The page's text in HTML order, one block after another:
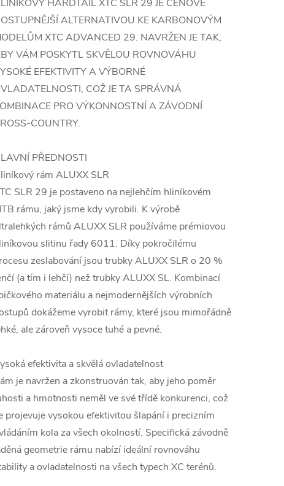
HARDTAIL XTC SLR 29 JE CENOVĚ
ALTERNATIVOU KE KARBONOVÝM
XTC ADVANCED 29. NAVRŽEN JE TAK,
VÁM POSKYTL SKVĚLOU ROVNOVÁHU
EFEKTIVITY A VÝBORNÉ
COŽ JE TA SPRÁVNÁ
PRO VÝKONNOSTNÍ A ZÁVODNÍ
COUNTRY.
PŘEDNOSTI
rám ALUXX SLR
SLR 29 je postaveno na nejlehčím hliníkovém
rámu, jaký jsme kdy vyrobili. K výrobě
rámů ALUXX SLR používáme prémiovou
slitinu řady 6011. Díky pokročilému
zeslabování jsou trubky ALUXX SLR o 20 %
(a tím i lehčí) než trubky ALUXX SL. Kombinací
materiálu a nejmodernějších výrobních
dokážeme vyrobit rámy, které jsou mimořádně
ale zároveň vysoce tuhé a pevné.
efektivita a skvělá ovladatelnost
je navržen a zkonstruován tak, aby jeho poměr
a hmotnosti neměl ve své třídě konkurenci, což
projevuje vysokou efektivitou šlapání i precizním
kola za všech okolností. Specifická závodně
geometrie rámu nabízí ideální rovnováhu
a ovladatelnosti na všech typech XC terénů.